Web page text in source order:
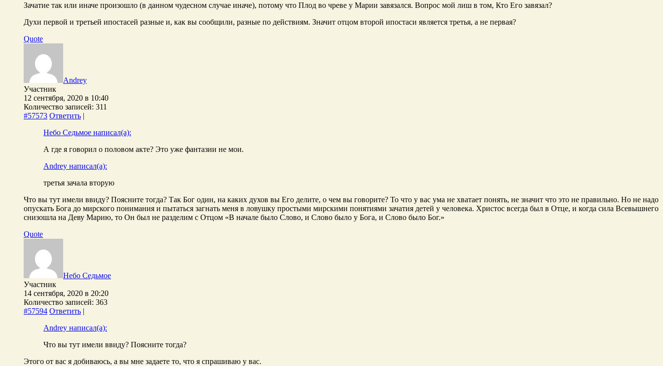
Зачатие так или иначе произошло (в данном чудесном случае иначе), потому что Плод во чреве у Марии завязался. Вопрос мой лиш в том, Кто Его завязал?
Духи первой и третьей ипостасей разные и, как вы сообщили, разные по действиям. Значит отцом второй ипостаси является третья, а не первая?
Quote
Andrey
Участник
12 сентября, 2020 в 10:40
Количество записей: 311
#57573 Ответить |
Небо Седьмое написал(а):
А где я говорил о половом акте? Это уже фантазии не мои.
Andrey написал(а):
третья зачала вторую
Что вы тут имели ввиду? Поясните тогда? Так Бог один, на каких духов вы Его делите, о чем вы говорите? То что у вас ума не хватает понять, не значит что это не правильно. Но не надо
опускать Бога до мирского понимания и пытаться загнать меня в ловушку простыми мирскими понятиями зачатия детей у человека. Христос всегда был в Отце, и когда сила Всевышнего
снизошла на Деву Марию, то Он был не разделим с Отцом «В начале было Слово, и Слово было у Бога, и Слово было Бог.»
Quote
Небо Седьмое
Участник
14 сентября, 2020 в 20:20
Количество записей: 363
#57594 Ответить |
Andrey написал(а):
Что вы тут имели ввиду? Поясните тогда?
Этого от вас я добиваюсь, а вы мне задаете то, что я спрашиваю у вас.